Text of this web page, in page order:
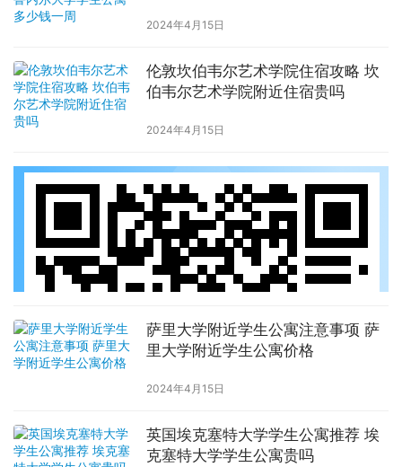
2024年4月15日
伦敦坎伯韦尔艺术学院住宿攻略 坎
伯韦尔艺术学院附近住宿贵吗
2024年4月15日
萨里大学附近学生公寓注意事项 萨
里大学附近学生公寓价格
2024年4月15日
英国埃克塞特大学学生公寓推荐 埃
克塞特大学学生公寓贵吗